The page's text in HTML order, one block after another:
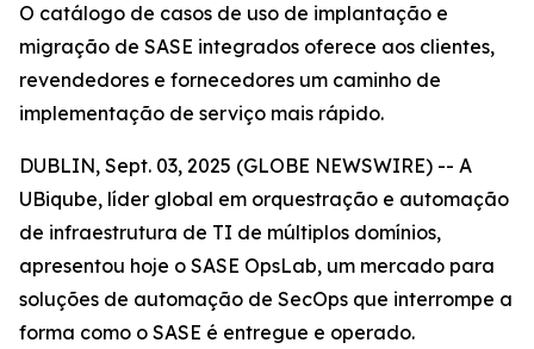
O catálogo de casos de uso de implantação e
migração de SASE integrados oferece aos clientes,
revendedores e fornecedores um caminho de
implementação de serviço mais rápido.
DUBLIN, Sept. 03, 2025 (GLOBE NEWSWIRE) -- A
UBiqube, líder global em orquestração e automação
de infraestrutura de TI de múltiplos domínios,
apresentou hoje o SASE OpsLab, um mercado para
soluções de automação de SecOps que interrompe a
forma como o SASE é entregue e operado.